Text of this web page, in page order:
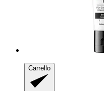
Carrello